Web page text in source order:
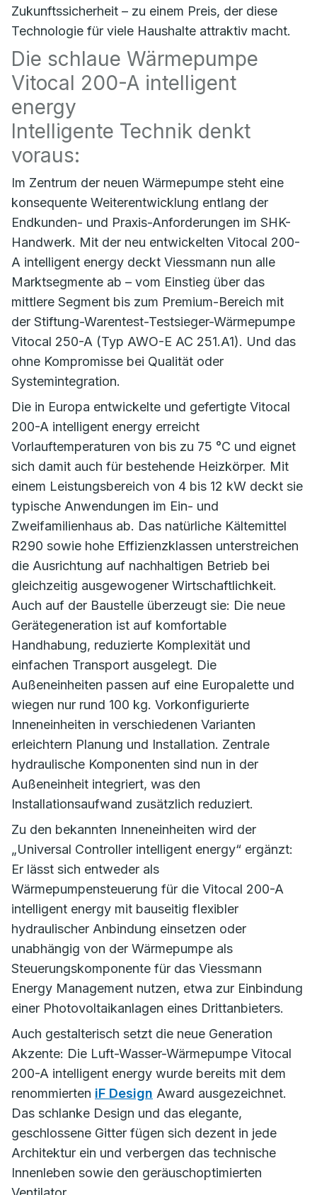
Zukunftssicherheit – zu einem Preis, der diese
Technologie für viele Haushalte attraktiv macht.
Die schlaue Wärmepumpe
Vitocal 200-A intelligent
energy
Intelligente Technik denkt
voraus:
Im Zentrum der neuen Wärmepumpe steht eine
konsequente Weiterentwicklung entlang der
Endkunden- und Praxis-Anforderungen im SHK-
Handwerk. Mit der neu entwickelten Vitocal 200-
A intelligent energy deckt Viessmann nun alle
Marktsegmente ab – vom Einstieg über das
mittlere Segment bis zum Premium-Bereich mit
der Stiftung-Warentest-Testsieger-Wärmepumpe
Vitocal 250-A (Typ AWO-E AC 251.A1). Und das
ohne Kompromisse bei Qualität oder
Systemintegration.
Die in Europa entwickelte und gefertigte Vitocal
200-A intelligent energy erreicht
Vorlauftemperaturen von bis zu 75 °C und eignet
sich damit auch für bestehende Heizkörper. Mit
einem Leistungsbereich von 4 bis 12 kW deckt sie
typische Anwendungen im Ein- und
Zweifamilienhaus ab. Das natürliche Kältemittel
R290 sowie hohe Effizienzklassen unterstreichen
die Ausrichtung auf nachhaltigen Betrieb bei
gleichzeitig ausgewogener Wirtschaftlichkeit.
Auch auf der Baustelle überzeugt sie: Die neue
Gerätegeneration ist auf komfortable
Handhabung, reduzierte Komplexität und
einfachen Transport ausgelegt. Die
Außeneinheiten passen auf eine Europalette und
wiegen nur rund 100 kg. Vorkonfigurierte
Inneneinheiten in verschiedenen Varianten
erleichtern Planung und Installation. Zentrale
hydraulische Komponenten sind nun in der
Außeneinheit integriert, was den
Installationsaufwand zusätzlich reduziert.
Zu den bekannten Inneneinheiten wird der
„Universal Controller intelligent energy“ ergänzt:
Er lässt sich entweder als
Wärmepumpensteuerung für die Vitocal 200-A
intelligent energy mit bauseitig flexibler
hydraulischer Anbindung einsetzen oder
unabhängig von der Wärmepumpe als
Steuerungskomponente für das Viessmann
Energy Management nutzen, etwa zur Einbindung
einer Photovoltaikanlagen eines Drittanbieters.
Auch gestalterisch setzt die neue Generation
Akzente: Die Luft-Wasser-Wärmepumpe Vitocal
200-A intelligent energy wurde bereits mit dem
renommierten iF Design Award ausgezeichnet.
Das schlanke Design und das elegante,
geschlossene Gitter fügen sich dezent in jede
Architektur ein und verbergen das technische
Innenleben sowie den geräuschoptimierten